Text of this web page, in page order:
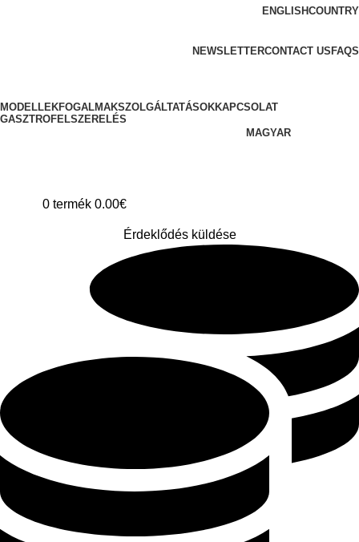
ENGLISHCOUNTRY
NEWSLETTERCONTACT US FAQS
MODELLEKFOGALMAKSZOLGÁLTATÁSOKKAPCSOLAT
GASZTROFELSZERELÉS
MAGYAR
0 termék 0.00€
Érdeklődés küldése